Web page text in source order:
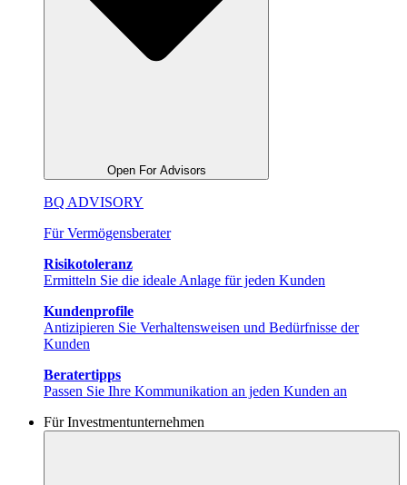
Open For Advisors
BQ ADVISORY
Für Vermögensberater
Risikotoleranz
Ermitteln Sie die ideale Anlage für jeden Kunden
Kundenprofile
Antizipieren Sie Verhaltensweisen und Bedürfnisse der
Kunden
Beratertipps
Passen Sie Ihre Kommunikation an jeden Kunden an
Für Investmentunternehmen